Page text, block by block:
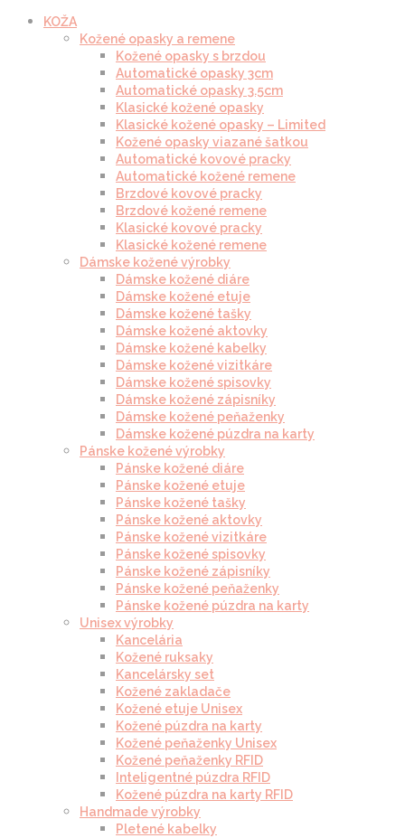
KOŽA
Kožené opasky a remene
Kožené opasky s brzdou
Automatické opasky 3cm
Automatické opasky 3.5cm
Klasické kožené opasky
Klasické kožené opasky – Limited
Kožené opasky viazané šatkou
Automatické kovové pracky
Automatické kožené remene
Brzdové kovové pracky
Brzdové kožené remene
Klasické kovové pracky
Klasické kožené remene
Dámske kožené výrobky
Dámske kožené diáre
Dámske kožené etuje
Dámske kožené tašky
Dámske kožené aktovky
Dámske kožené kabelky
Dámske kožené vizitkáre
Dámske kožené spisovky
Dámske kožené zápisníky
Dámske kožené peňaženky
Dámske kožené púzdra na karty
Pánske kožené výrobky
Pánske kožené diáre
Pánske kožené etuje
Pánske kožené tašky
Pánske kožené aktovky
Pánske kožené vizitkáre
Pánske kožené spisovky
Pánske kožené zápisníky
Pánske kožené peňaženky
Pánske kožené púzdra na karty
Unisex výrobky
Kancelária
Kožené ruksaky
Kancelársky set
Kožené zakladače
Kožené etuje Unisex
Kožené púzdra na karty
Kožené peňaženky Unisex
Kožené peňaženky RFID
Inteligentné púzdra RFID
Kožené púzdra na karty RFID
Handmade výrobky
Pletené kabelky